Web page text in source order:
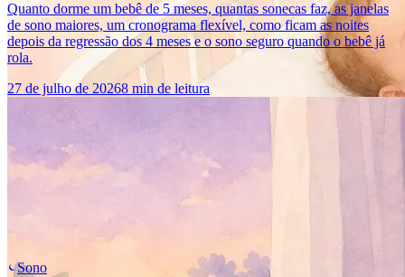
Quanto dorme um bebê de 5 meses, quantas sonecas faz, as janelas
de sono maiores, um cronograma flexível, como ficam as noites
depois da regressão dos 4 meses e o sono seguro quando o bebê já
rola.
27 de julho de 20268 min de leitura
Sono